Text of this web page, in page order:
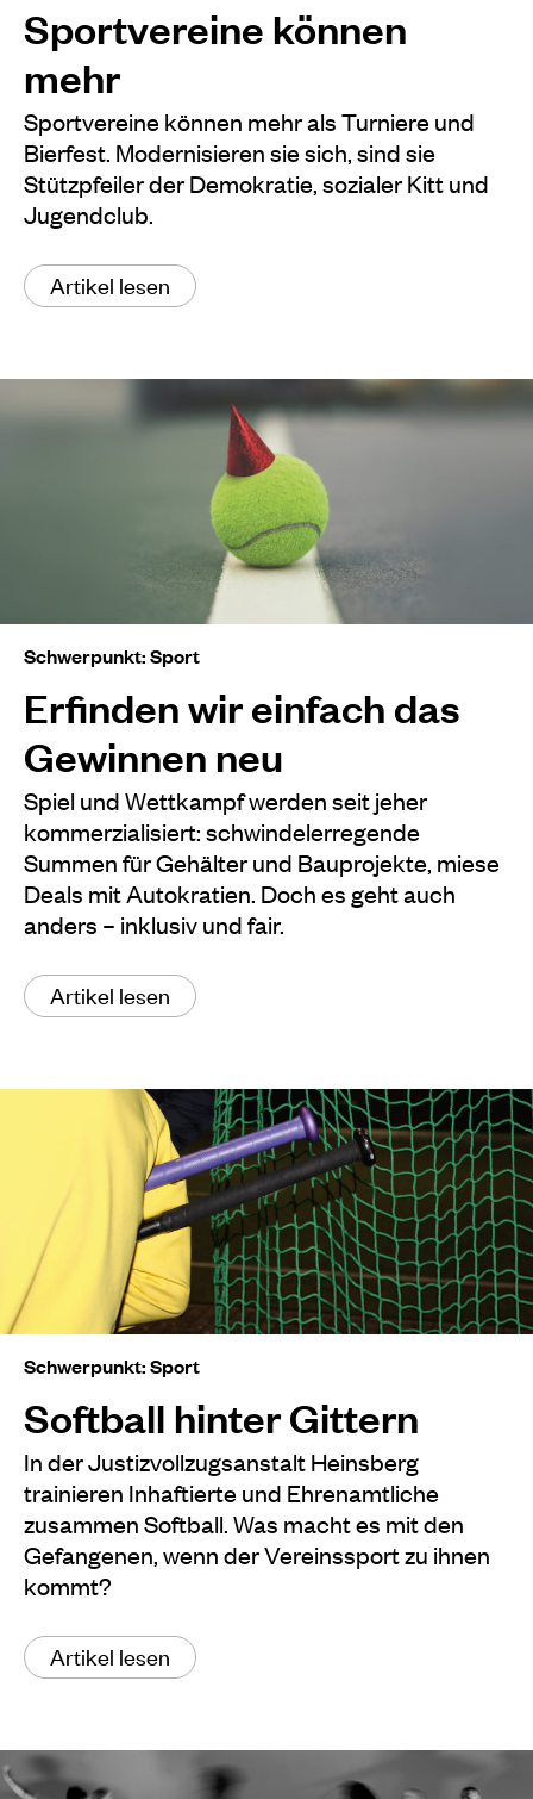
Sportvereine können
mehr
Sportvereine können mehr als Turniere und
Bierfest. Modernisieren sie sich, sind sie
Stützpfeiler der Demokratie, sozialer Kitt und
Jugendclub.
Artikel lesen
Schwerpunkt: Sport
Erfinden wir einfach das
Gewinnen neu
Spiel und Wettkampf werden seit jeher
kommerzialisiert: schwindelerregende
Summen für Gehälter und Bauprojekte, miese
Deals mit Autokratien. Doch es geht auch
anders – inklusiv und fair.
Artikel lesen
Schwerpunkt: Sport
Softball hinter Gittern
In der Justizvollzugsanstalt Heinsberg
trainieren Inhaftierte und Ehrenamtliche
zusammen Softball. Was macht es mit den
Gefangenen, wenn der Vereinssport zu ihnen
kommt?
Artikel lesen